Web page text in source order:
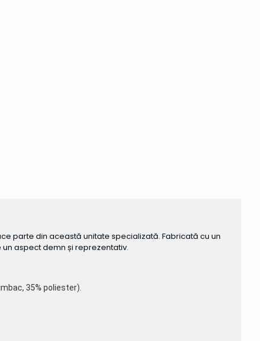
parte din această unitate specializată. Fabricată cu un
aspect demn și reprezentativ.
35% poliester).